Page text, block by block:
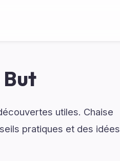
But
utiles. Chaise
pratiques et des idées